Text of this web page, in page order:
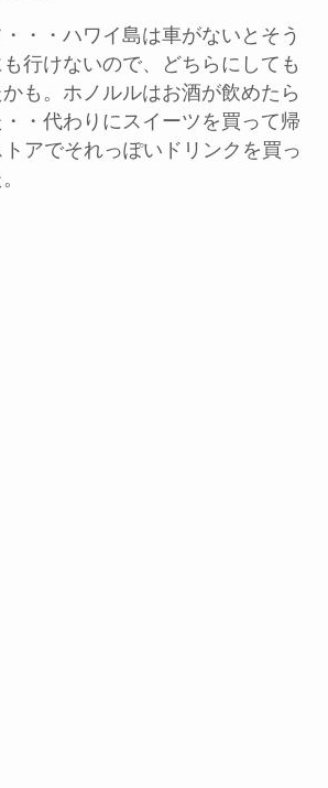
・・ハワイ島は車がないとそう
行けないので、どちらにしても
も。ホノルルはお酒が飲めたら
・代わりにスイーツを買って帰
アでそれっぽいドリンクを買っ